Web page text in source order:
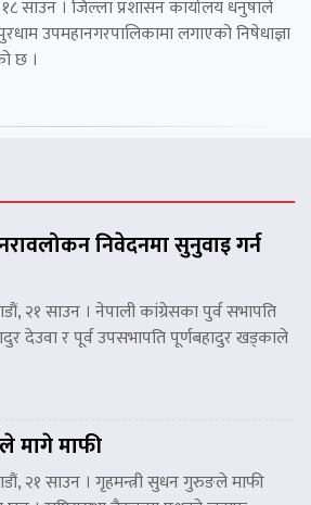
साउन । जिल्ला प्रशासन कार्यालय धनुषाले
उपमहानगरपालिकामा लगाएको निषेधाज्ञा
छ ।
निवेदनमा सुनुवाइ गर्न
२१ साउन । नेपाली कांग्रेसका पुर्व सभापति
देउवा र पूर्व उपसभापति पूर्णबहादुर खड्काले
मागे माफी
२१ साउन । गृहमन्त्री सुधन गुरुङले माफी